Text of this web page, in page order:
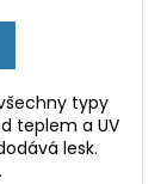
typy
teplem a UV
lesk.